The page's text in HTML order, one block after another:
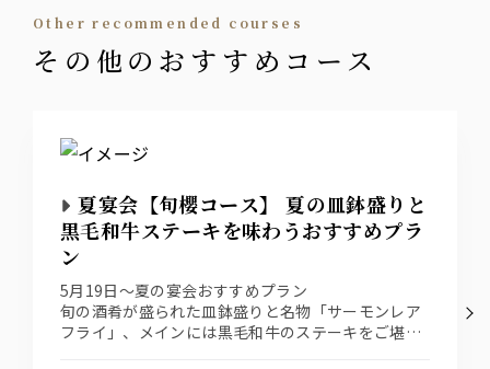
日本酒
・翠ジンソーダ
・レモンサワー・トマトサワー
・梅サワー・グレープフルーツサワー
・プレーンサワー
other recommended courses
その他のおすすめコース
夏宴会【旬櫻コース】 夏の皿鉢盛りと
黒毛和牛ステーキを味わうおすすめプラ
ン
5月19日～夏の宴会おすすめプラン
旬の酒肴が盛られた皿鉢盛りと名物「サーモンレア
フライ」、メインには黒毛和牛のステーキをご堪能